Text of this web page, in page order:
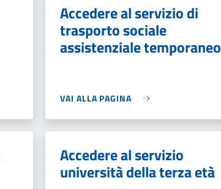
Accedere al servizio di
trasporto sociale
assistenziale temporaneo
VAI ALLA PAGINA
Accedere al servizio
università della terza età